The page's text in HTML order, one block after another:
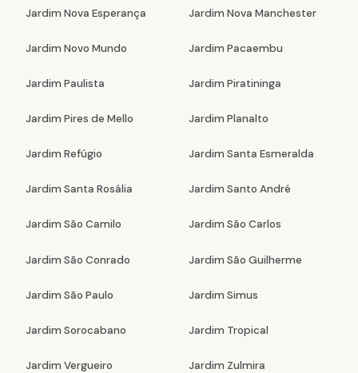
Jardim Nova Esperança Jardim Nova Manchester
Jardim Novo Mundo Jardim Pacaembu
Jardim Paulista Jardim Piratininga
Jardim Pires de Mello Jardim Planalto
Jardim Refúgio Jardim Santa Esmeralda
Jardim Santa Rosália Jardim Santo André
Jardim São Camilo Jardim São Carlos
Jardim São Conrado Jardim São Guilherme
Jardim São Paulo Jardim Simus
Jardim Sorocabano Jardim Tropical
Jardim Vergueiro Jardim Zulmira